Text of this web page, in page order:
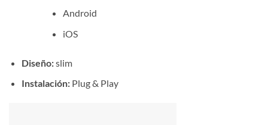
Android
iOS
Diseño:slim
Instalación:Plug & Play